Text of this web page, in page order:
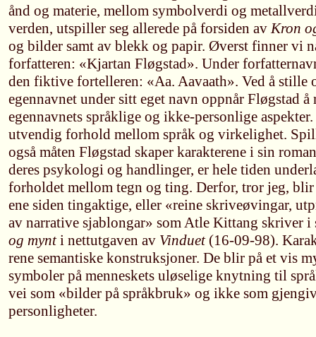
ånd og materie, mellom symbolverdi og
verden, utspiller seg allerede på forsiden avKron
og bilder samt av blekk og papir. Øverst finner vi
forfatteren: «Kjartan Fløgstad». Under
den fiktive fortelleren: «Aa. Aavaath». Ved å stille
egennavnet under sitt eget navn oppnår Fløgstad
egennavnets språklige og ikke-personlige
utvendig forhold mellom språk og virkelighet.
også måten Fløgstad skaper karakterene i sin
deres psykologi og handlinger, er hele tiden
forholdet mellom tegn og ting. Derfor, tror jeg, blir
ene siden tingaktige, eller «reine skriveøvingar,
av narrative sjablongar» som Atle Kittang skriver i
og mynti nettutgaven av Vinduet(16-09-98).
rene semantiske konstruksjoner. De blir på et vis
symboler på menneskets uløselige knytning til
vei som «bilder på språkbruk» og ikke som
personligheter.